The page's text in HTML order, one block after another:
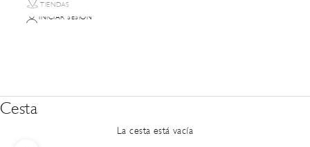
TIENDAS
INICIAR SESIÓN
Cesta
La cesta está vacía